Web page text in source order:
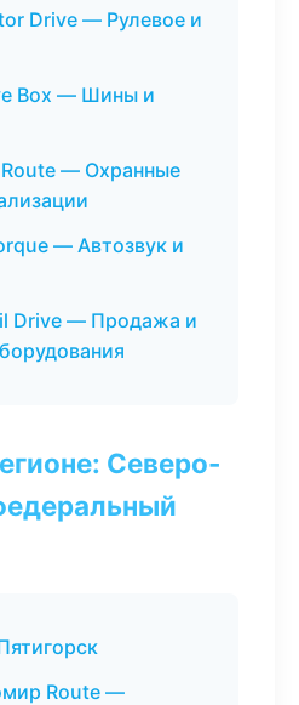
Drive — Рулевое и
Box — Шины и
Route — Охранные
— Автозвук и
Drive — Продажа и
Северо-
Route —